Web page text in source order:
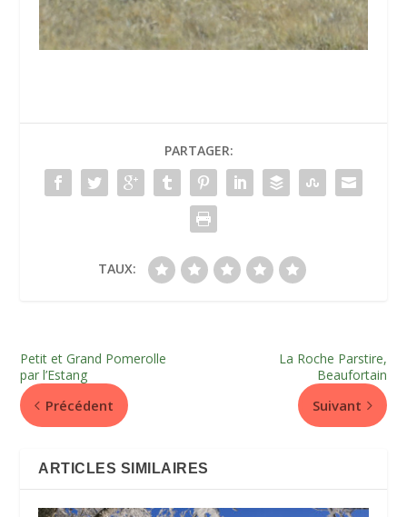
PARTAGER:
TAUX:
Petit et Grand Pomerolle
par l’Estang
Précédent
La Roche Parstire,
Beaufortain
Suivant
ARTICLES SIMILAIRES